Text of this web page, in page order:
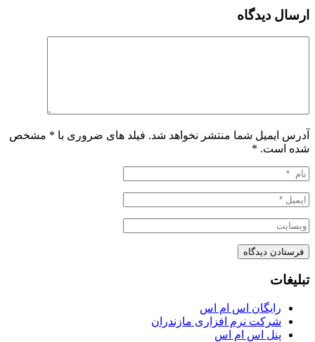
ارسال دیدگاه
آدرس ایمیل شما منتشر نخواهد شد. فیلد های ضروری با * مشخص
شده است. *
تبلیغات
رایگان اس ام اس
شرکت نرم افزاری مازندران
پنل اس ام اس